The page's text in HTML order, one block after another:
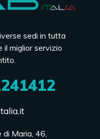
sedi in tutta
il miglior servizio
Maria, 46,